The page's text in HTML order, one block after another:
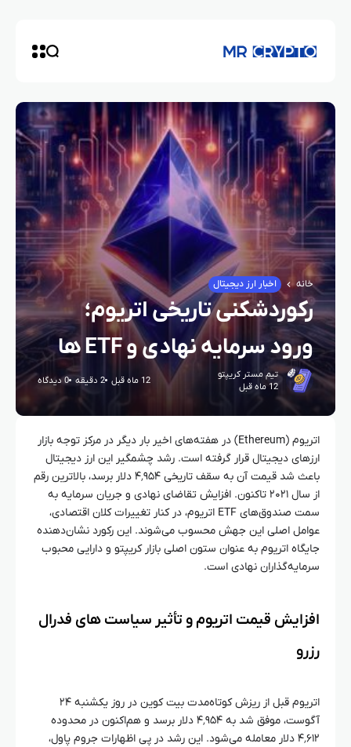
خانه اخبار ارز دیجیتال
رکوردشکنی تاریخی اتریوم؛
ورود سرمایه نهادی و ETF ها
تیم مستر کریپتو
12 ماه قبل
12 ماه قبل 2 دقیقه 0 دیدگاه
اتریوم (Ethereum) در هفته‌های اخیر بار دیگر در مرکز توجه بازار
ارزهای دیجیتال قرار گرفته است. رشد چشمگیر این ارز دیجیتال
باعث شد قیمت آن به سقف تاریخی ۴٬۹۵۴ دلار برسد، بالاترین رقم
از سال ۲۰۲۱ تاکنون. افزایش تقاضای نهادی و جریان سرمایه به
سمت صندوق‌های ETF اتریوم، در کنار تغییرات کلان اقتصادی،
عوامل اصلی این جهش محسوب می‌شوند. این رکورد نشان‌دهنده
جایگاه اتریوم به عنوان ستون اصلی بازار کریپتو و دارایی محبوب
سرمایه‌گذاران نهادی است.
افزایش قیمت اتریوم و تأثیر سیاست‌ های فدرال
رزرو
اتریوم قبل از ریزش کوتاه‌مدت بیت کوین در روز یکشنبه ۲۴
آگوست، موفق شد به ۴٬۹۵۴ دلار برسد و هم‌اکنون در محدوده
۴٬۶۱۲ دلار معامله می‌شود. این رشد در پی اظهارات جروم پاول،